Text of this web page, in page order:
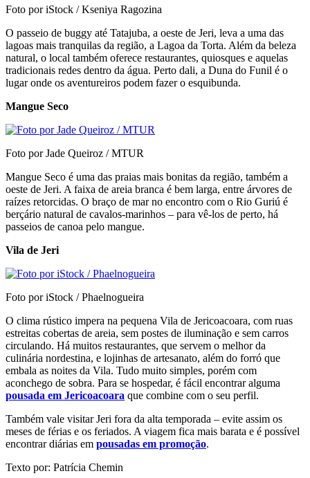
Foto por iStock / Kseniya Ragozina
O passeio de buggy até Tatajuba, a oeste de Jeri, leva a uma das
lagoas mais tranquilas da região, a Lagoa da Torta. Além da beleza
natural, o local também oferece restaurantes, quiosques e aquelas
tradicionais redes dentro da água. Perto dali, a Duna do Funil é o
lugar onde os aventureiros podem fazer o esquibunda.
Mangue Seco
Foto por Jade Queiroz / MTUR
Mangue Seco é uma das praias mais bonitas da região, também a
oeste de Jeri. A faixa de areia branca é bem larga, entre árvores de
raízes retorcidas. O braço de mar no encontro com o Rio Guriú é
berçário natural de cavalos-marinhos – para vê-los de perto, há
passeios de canoa pelo mangue.
Vila de Jeri
Foto por iStock / Phaelnogueira
O clima rústico impera na pequena Vila de Jericoacoara, com ruas
estreitas cobertas de areia, sem postes de iluminação e sem carros
circulando. Há muitos restaurantes, que servem o melhor da
culinária nordestina, e lojinhas de artesanato, além do forró que
embala as noites da Vila. Tudo muito simples, porém com
aconchego de sobra. Para se hospedar, é fácil encontrar alguma
pousada em Jericoacoara que combine com o seu perfil.
Também vale visitar Jeri fora da alta temporada – evite assim os
meses de férias e os feriados. A viagem fica mais barata e é possível
encontrar diárias em pousadas em promoção.
Texto por: Patrícia Chemin